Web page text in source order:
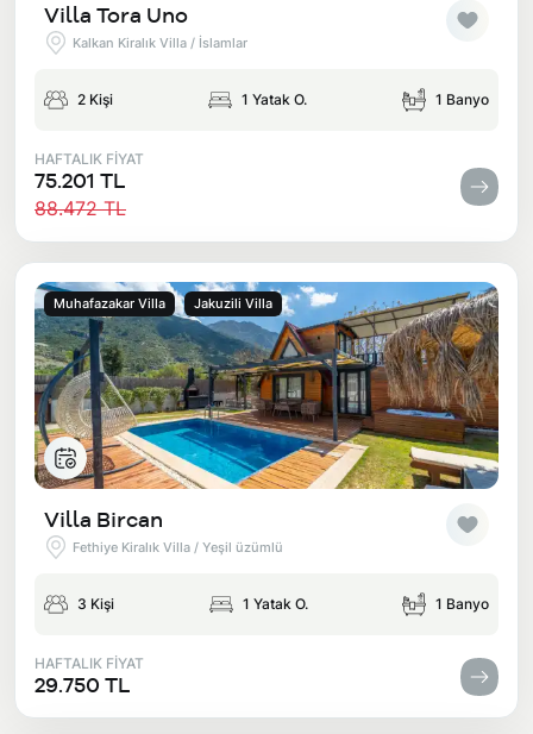
Villa Tora Uno
Kalkan Kiralık Villa / İslamlar
2 Kişi 1 Yatak O. 1 Banyo
HAFTALIK FİYAT
75.201 TL
88.472 TL
Muhafazakar Villa Jakuzili Villa
Villa Bircan
Fethiye Kiralık Villa / Yeşil üzümlü
3 Kişi 1 Yatak O. 1 Banyo
HAFTALIK FİYAT
29.750 TL